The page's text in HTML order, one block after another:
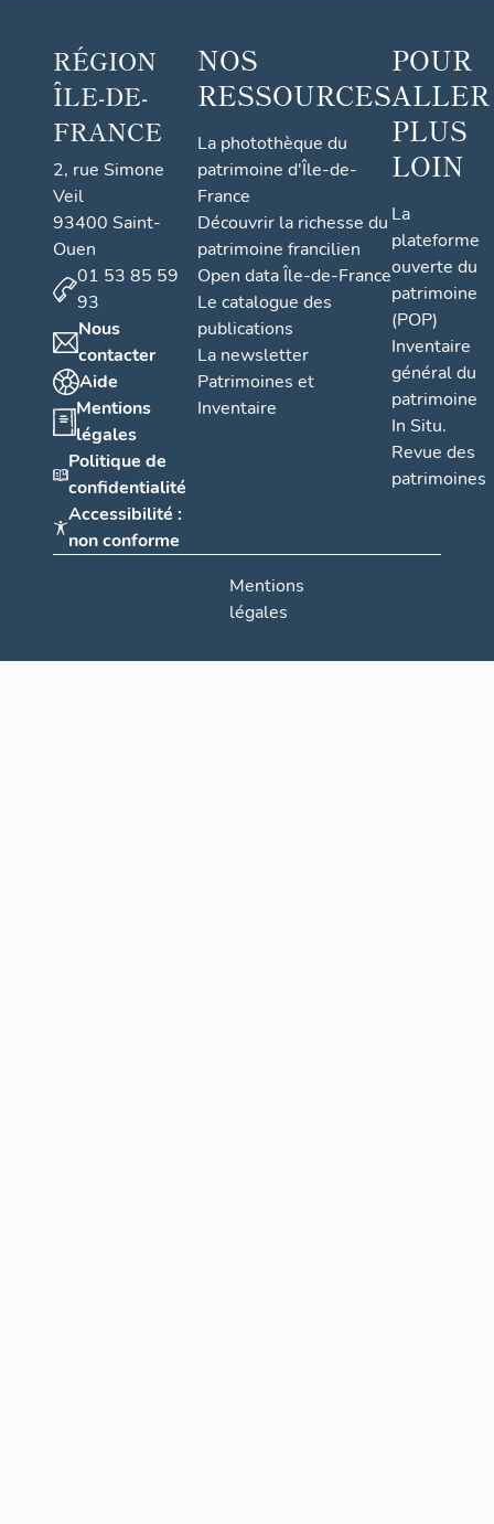
RÉGION
ÎLE-DE-
FRANCE
2, rue Simone
Veil
93400 Saint-
Ouen
01 53 85 59
93
Nous
contacter
Aide
Mentions
légales
Politique de
confidentialité
Accessibilité :
non conforme
NOS
RESSOURCES
La photothèque du
patrimoine d'Île-de-
France
Découvrir la richesse du
patrimoine francilien
Open data Île-de-France
Le catalogue des
publications
La newsletter
Patrimoines et
Inventaire
POUR
ALLER
PLUS
LOIN
La
plateforme
ouverte du
patrimoine
(POP)
Inventaire
général du
patrimoine
In Situ.
Revue des
patrimoines
Mentions
légales